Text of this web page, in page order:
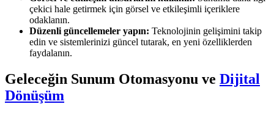
çekici hale getirmek için görsel ve etkileşimli içeriklere
odaklanın.
Düzenli güncellemeler yapın: Teknolojinin gelişimini takip
edin ve sistemlerinizi güncel tutarak, en yeni özelliklerden
faydalanın.
Geleceğin Sunum Otomasyonu ve Dijital
Dönüşüm